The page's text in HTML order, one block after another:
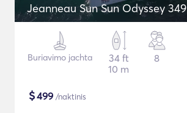
Jeanneau Sun Sun Odyssey 349
Buriavimo jachta
34 ft
10 m
8
$499 /naktinis